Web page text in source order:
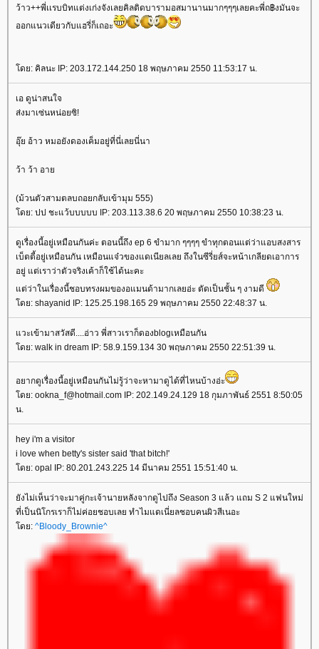
ว้าว++พี่เเรบบิทแต่งเก่งจังเลยคิลติดบารามอสมานานมากๆๆๆเลยคะพี่ถ฿งมันจะ
ออกแนวเดียวกับแฮรี่ก็เถอะ
ดย: คิลนะ IP: 203.172.144.250 18 พฤษภาคม 2550 11:53:17 น.
เอ ดูน่าสนใจ
ส่งมาเซ่นหน่อยซิ!
อุ๊ย อ้าว หมอยังดองเค็มอยู่ที่นี่เลยนี่นา
ว้า ว้า อา
(ม้วนตัวสามตลบถอยกลับเข้ามุม 555)
ดย: ปป ชะแว้บบบบบ IP: 203.113.38.6 20 พฤษภาคม 2550 10:38:23 น.
ดูเรื่องนี้อยู่เหมือนกันค่ะ ตอนนี้ถึง ep 6 ขำมาก ๆๆๆๆ ขำทุกตอนแต่ว่าแอบสงสาร
เบ็ตตี้อยู่เหมือนกัน เหมือนแจ๋วของแดเนียลเลย ถึงในซีรี่ยส์จะหน้าเกลียดเอาการ
อยู่ แต่เราว่าตัวจริงเค้าก็ใช้ได้นะคะ
ต่ว่าในเรื่องนี้ชอบทรงผมของอแมนด้ามากเลยอ่ะ ตัดเป็นชั้น ๆ งามดี
ดย: shayanid IP: 125.25.198.165 29 พฤษภาคม 2550 22:48:37 น.
วะเข้ามาสวัสดี....อ่าว พี่สาวเราก็ดองblogเหมือนกัน
ดย: walk in dream IP: 58.9.159.134 30 พฤษภาคม 2550 22:51:39 น.
อยากดูเรื่องนี้อยู่เหมือนกันไม่รู้ว่าจะหามาดูได้ที่ไหนบ้างอ่ะ
ดย: ookna_f@hotmail.com IP: 202.149.24.129 18 กุมภาพันธ์ 2551 8:50:05
น.
hey i'm a visitor
i love when betty's sister said 'that bitch!'
ดย: opal IP: 80.201.243.225 14 มีนาคม 2551 15:51:40 น.
ังไม่เห็นว่าจะมาคู่กะเจ้านายหลังจากดูไปถึง Season 3 แล้ว แถม S 2 แฟนใหม่
ที่เป็นนิโกรเราก็ไม่ค่อยชอบเลย ทำไมแดเนี่ยลชอบคนผิวสีเนอะ
ดย: ^Bloody_Brownie^